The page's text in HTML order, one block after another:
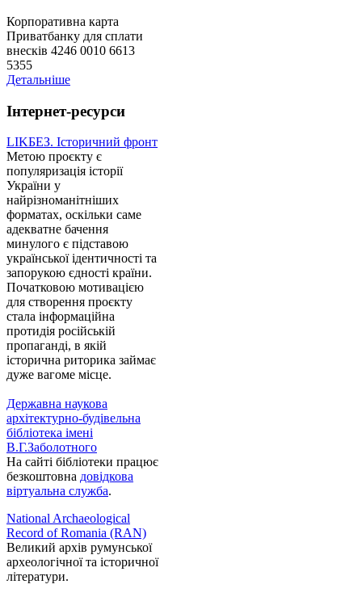
Корпоративна карта
Приватбанку для сплати
внесків 4246 0010 6613
5355
Детальніше
Інтернет-ресурси
LIKБЕЗ. Історичний фронт
Метою проєкту є
популяризація історії
України у
найрізноманітніших
форматах, оскільки саме
адекватне бачення
минулого є підставою
української ідентичності та
запорукою єдності країни.
Початковою мотивацією
для створення проєкту
стала інформаційна
протидія російській
пропаганді, в якій
історична риторика займає
дуже вагоме місце.
Державна наукова
архітектурно-будівельна
бібліотека імені
В.Г.Заболотного
На сайті бібліотеки працює
безкоштовна довідкова
віртуальна служба.
National Archaeological
Record of Romania (RAN)
Великий архів румунської
археологічної та історичної
літератури.